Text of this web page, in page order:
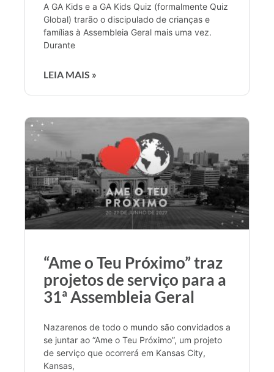
A GA Kids e a GA Kids Quiz (formalmente Quiz
Global) trarão o discipulado de crianças e
famílias à Assembleia Geral mais uma vez.
Durante
LEIA MAIS »
“Ame o Teu Próximo” traz
projetos de serviço para a
31ª Assembleia Geral
Nazarenos de todo o mundo são convidados a
se juntar ao “Ame o Teu Próximo”, um projeto
de serviço que ocorrerá em Kansas City,
Kansas,